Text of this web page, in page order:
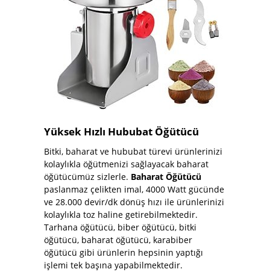
Yüksek Hızlı Hububat Öğütücü
Bitki, baharat ve hububat türevi ürünlerinizi
kolaylıkla öğütmenizi sağlayacak baharat
öğütücümüz sizlerle. Baharat Öğütücü
paslanmaz çelikten imal, 4000 Watt gücünde
ve 28.000 devir/dk dönüş hızı ile ürünlerinizi
kolaylıkla toz haline getirebilmektedir.
Tarhana öğütücü, biber öğütücü, bitki
öğütücü, baharat öğütücü, karabiber
öğütücü gibi ürünlerin hepsinin yaptığı
işlemi tek başına yapabilmektedir.